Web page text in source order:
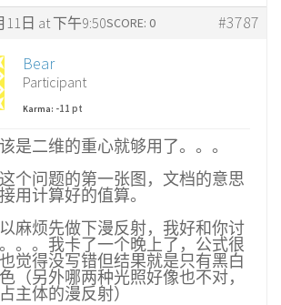
11日 at 下午9:50 #3787
SCORE: 0
Bear
Participant
Karma: -11 pt
是二维的重心就够用了。。。
个问题的第一张图，文档的意思
用计算好的值算。
麻烦先做下漫反射，我好和你讨
。。我卡了一个晚上了，公式很
觉得没写错但结果就是只有黑白
（另外哪两种光照好像也不对，
主体的漫反射）